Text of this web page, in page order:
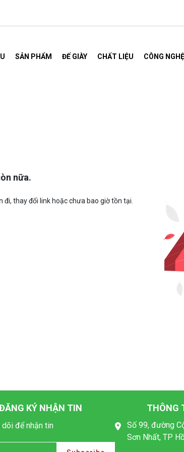
SẢN PHẨM ĐẾ GIÀY CHẤT LIỆU CÔNG NGHỆ
nữa.
thay đổi link hoặc chưa bao giờ tồn tại.
KÝ NHẬN TIN
để nhận tin
THÔNG
Số 99, đường
Sơn Nhất, TP